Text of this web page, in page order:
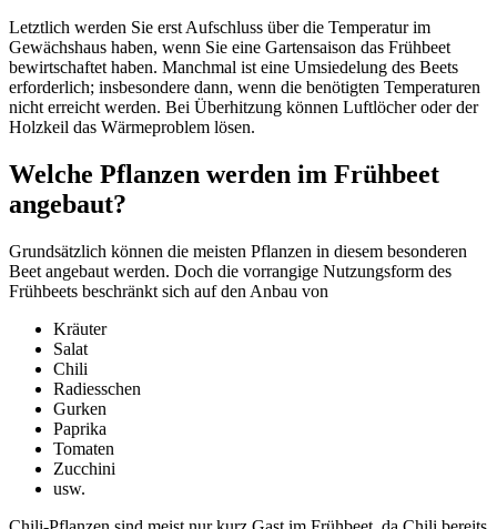
Letztlich werden Sie erst Aufschluss über die Temperatur im
Gewächshaus haben, wenn Sie eine Gartensaison das Frühbeet
bewirtschaftet haben. Manchmal ist eine Umsiedelung des Beets
erforderlich; insbesondere dann, wenn die benötigten Temperaturen
nicht erreicht werden. Bei Überhitzung können Luftlöcher oder der
Holzkeil das Wärmeproblem lösen.
Welche Pflanzen werden im Frühbeet
angebaut?
Grundsätzlich können die meisten Pflanzen in diesem besonderen
Beet angebaut werden. Doch die vorrangige Nutzungsform des
Frühbeets beschränkt sich auf den Anbau von
Kräuter
Salat
Chili
Radiesschen
Gurken
Paprika
Tomaten
Zucchini
usw.